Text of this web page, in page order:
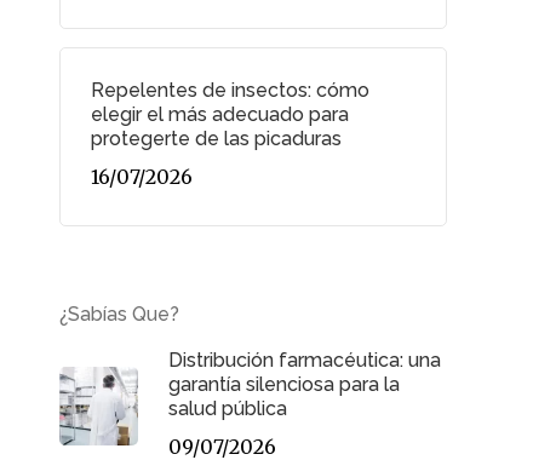
Repelentes de insectos: cómo
elegir el más adecuado para
protegerte de las picaduras
16/07/2026
¿Sabías Que?
Distribución farmacéutica: una
garantía silenciosa para la
salud pública
09/07/2026